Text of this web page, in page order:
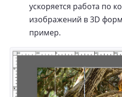
ускоряется работа по
изображений в 3D
пример.